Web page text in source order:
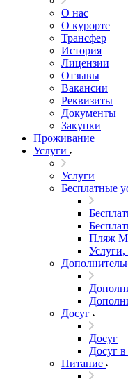
О нас
О курорте
Трансфер
История
Лицензии
Отзывы
Вакансии
Реквизиты
Документы
Закупки
Проживание
Услуги
Услуги
Бесплатные
Пляж
Услуги,
Досуг
Досуг
Досуг
Питание